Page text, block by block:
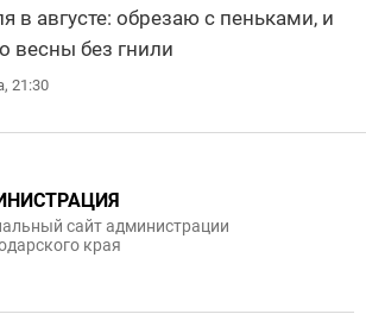
в августе: обрезаю с пеньками, и
весны без гнили
21:30
сайт администрации
края